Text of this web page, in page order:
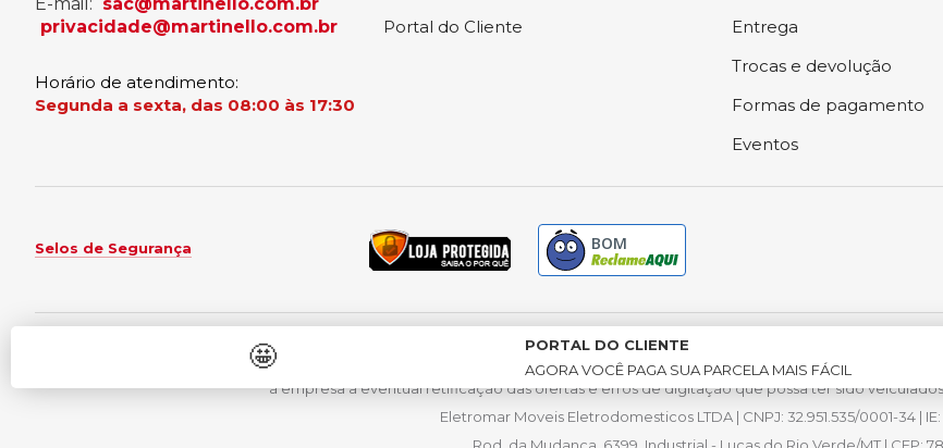
privacidade@martinello.com.br
Horário de atendimento:
Segunda a sexta, das 08:00 às 17:30
Portal do Cliente
Entrega
Trocas e devolução
Formas de pagamento
Eventos
Selos de Segurança BOM
Preços e condições de pagamentos exclusivos para compras via internet. Vendas sujeitas à
à empresa a eventual retificação das ofertas e erros de digitação que possa ter sido
Eletromar Moveis Eletrodomesticos LTDA | CNPJ: 32.951.535/0001-34 | IE:
🤩
PORTAL DO CLIENTE
AGORA VOCÊ PAGA SUA PARCELA MAIS FÁCIL